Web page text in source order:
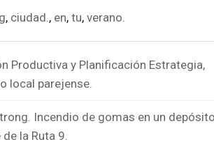
, ciudad. , en, tu, verano.
Productiva y Planificación Estrategia,
local parejense.
Incendio de gomas en un
la Ruta 9.